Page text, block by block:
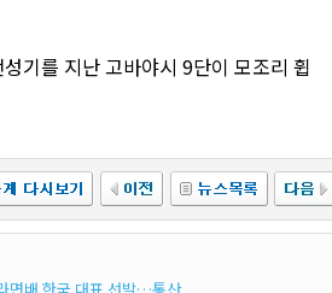
기를 지난 고바야시 9단이 모조리 휩